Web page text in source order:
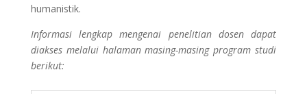
humanistik.
Informasi lengkap mengenai penelitian dosen dapat
diakses melalui halaman masing-masing program studi
berikut: